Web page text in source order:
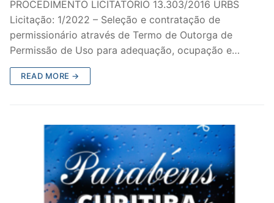
PROCEDIMENTO LICITATÓRIO 13.303/2016 URBS
Licitação: 1/2022 – Seleção e contratação de
permissionário através de Termo de Outorga de
Permissão de Uso para adequação, ocupação e…
READ MORE →